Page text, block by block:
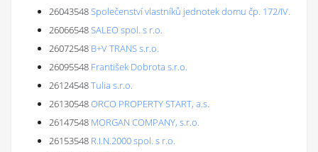
26043548Společenství vlastníků jednotek domu čp. 172/IV.
26066548SALEO spol. s r.o.
26072548 B+V TRANS s.r.o.
26095548 František Dobrota s.r.o.
26124548Tulia s.r.o.
26130548ORCO PROPERTY START, a.s.
26147548 MORGAN COMPANY, s.r.o.
26153548 R.I.N.2000 spol. s r.o.